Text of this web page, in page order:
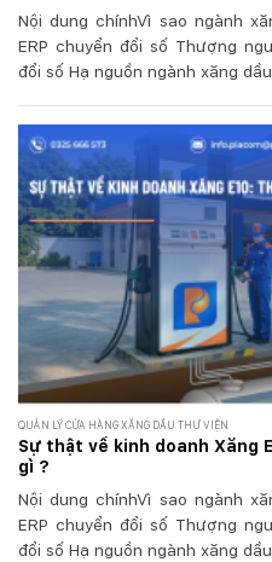
Nội dung chínhVì sao ngành
ERP chuyển đổi số Thượng
đổi số Hạ nguồn ngành xăng
QUẢN LÝ CỬA HÀNG XĂNG DẦU THƯ VIỆN
Sự thật về kinh doanh Xăng
gì ?
Nội dung chínhVì sao ngành
ERP chuyển đổi số Thượng
đổi số Hạ nguồn ngành xăng